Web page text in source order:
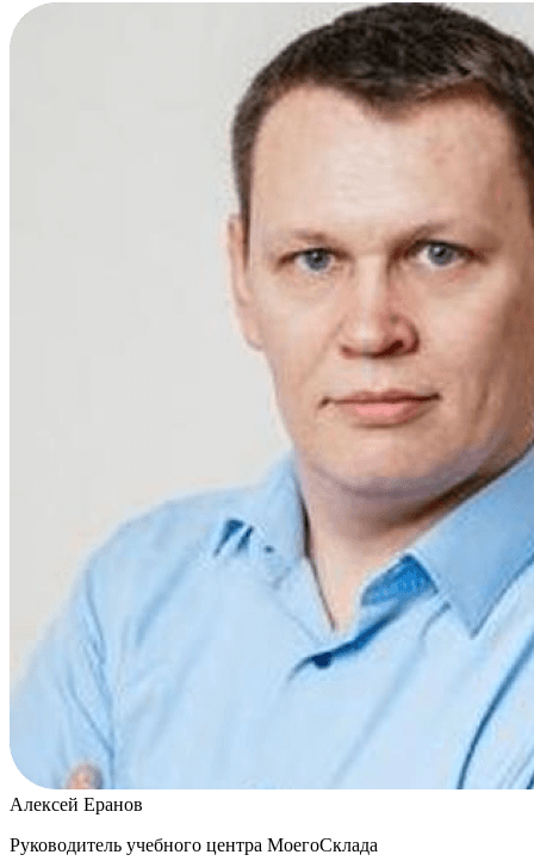
Алексей Еранов
Руководитель учебного центра МоегоСклада